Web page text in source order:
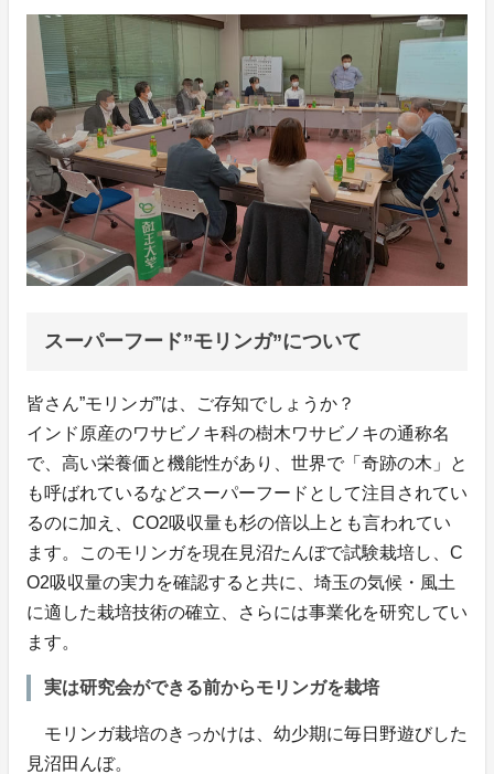
スーパーフード”モリンガ”について
皆さん”モリンガ”は、ご存知でしょうか？
インド原産のワサビノキ科の樹木ワサビノキの通称名
で、高い栄養価と機能性があり、世界で「奇跡の木」と
も呼ばれているなどスーパーフードとして注目されてい
るのに加え、CO2吸収量も杉の倍以上とも言われてい
ます。このモリンガを現在見沼たんぼで試験栽培し、C
O2吸収量の実力を確認すると共に、埼玉の気候・風土
に適した栽培技術の確立、さらには事業化を研究してい
ます。
実は研究会ができる前からモリンガを栽培
モリンガ栽培のきっかけは、幼少期に毎日野遊びした
見沼田んぼ。